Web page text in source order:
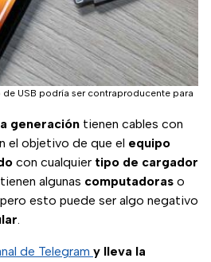
USB podría ser contraproducente para
generación tienen cables con
el objetivo de que el equipo
con cualquier tipo de cargador
algunas computadoras o
esto puede ser algo negativo
.
de Telegram y lleva la